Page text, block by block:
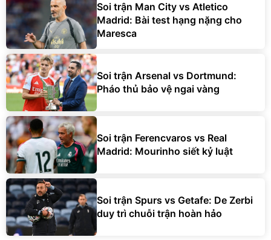
Soi trận Man City vs Atletico
Madrid: Bài test hạng nặng cho
Maresca
Soi trận Arsenal vs Dortmund:
Pháo thủ bảo vệ ngai vàng
Soi trận Ferencvaros vs Real
Madrid: Mourinho siết kỷ luật
Soi trận Spurs vs Getafe: De Zerbi
duy trì chuỗi trận hoàn hảo